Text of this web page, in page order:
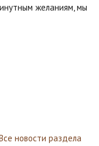
желаниям, мы
новости раздела